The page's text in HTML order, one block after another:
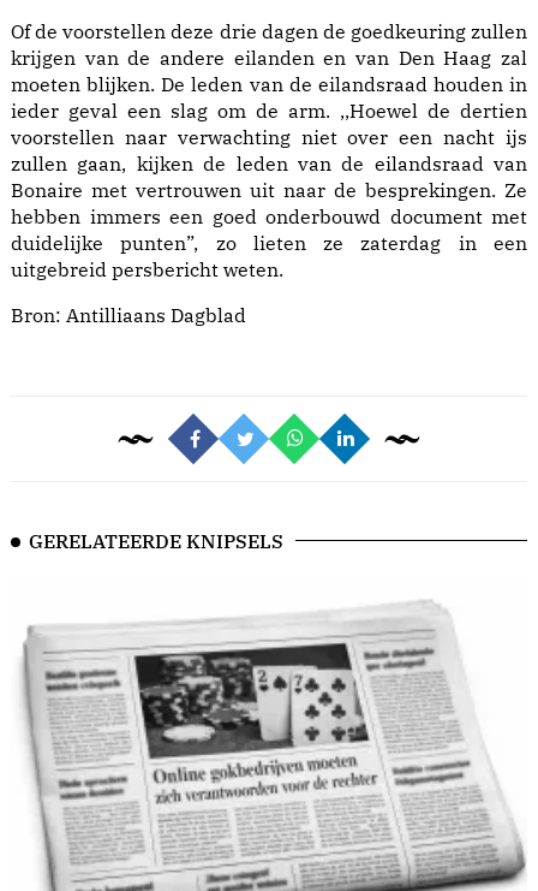
Of de voorstellen deze drie dagen de goedkeuring zullen
krijgen van de andere eilanden en van Den Haag zal
moeten blijken. De leden van de eilandsraad houden in
ieder geval een slag om de arm. ,,Hoewel de dertien
voorstellen naar verwachting niet over een nacht ijs
zullen gaan, kijken de leden van de eilandsraad van
Bonaire met vertrouwen uit naar de besprekingen. Ze
hebben immers een goed onderbouwd document met
duidelijke punten”, zo lieten ze zaterdag in een
uitgebreid persbericht weten.
Bron: Antilliaans Dagblad
GERELATEERDE KNIPSELS